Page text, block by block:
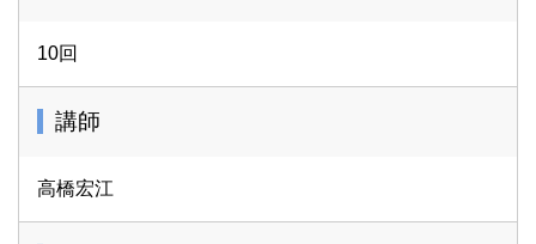
10回
講師
高橋宏江